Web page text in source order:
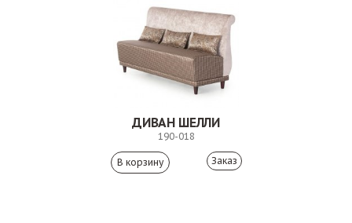
ДИВАН ШЕЛЛИ
190-018
Заказ